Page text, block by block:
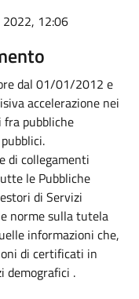
12:06
dal 01/01/2012 e
accelerazione nei
pubbliche
di collegamenti
le Pubbliche
di Servizi
norme sulla tutela
informazioni che,
di certificati in
demografici .